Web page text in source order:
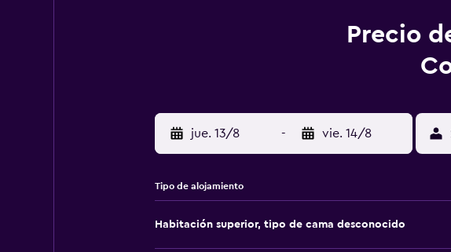
Precio
jue. 13/8 - vie. 14/8
Tipo de alojamiento
Habitación superior, tipo de cama desconocido